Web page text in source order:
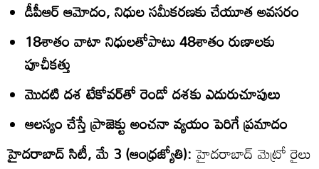
డీపీఆర్‌ ఆమోదం, నిధుల సమీకరణకు చేయూత అవసరం
18శాతం వాటా నిధులతోపాటు 48శాతం రుణాలకు
పూచీకత్తు
మొదటి దశ టేకోవర్‌తో రెండో దశకు ఎదురుచూపులు
ఆలస్యం చేస్తే ప్రాజెక్టు అంచనా వ్యయం పెరిగే ప్రమాదం
హైదరాబాద్‌ సిటీ, మే 3 (ఆంధ్రజ్యోతి):హైదరాబాద్‌ మెట్రో రైలు